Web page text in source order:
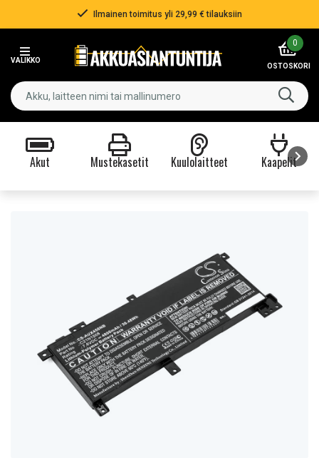
Ilmainen toimitus yli 29,99 € tilauksiin
VALIKKO
0
OSTOSKORI
Akut Mustekasetit Kuulolaitteet Kaapelit